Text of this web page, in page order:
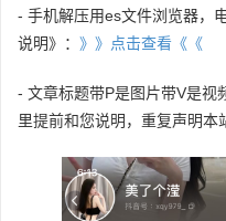
- 手机解压用es文件浏览器，
说明》： 》》点击查看《《
- 文章标题带P是图片带V是视
里提前和您说明，重复声明本